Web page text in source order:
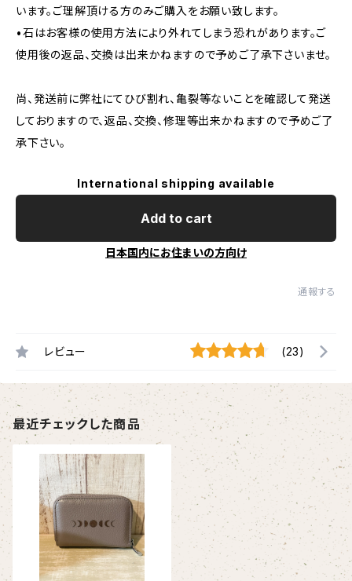
います。ご理解頂ける方のみご購入をお願い致します。
•石はお客様の使用方法により外れてしまう恐れがあります。ご
使用後の返品、交換は出来かねますので予めご了承下さいませ。
尚、発送前に弊社にてひび割れ、亀裂等ないことを確認して発送
しておりますので、返品、交換、修理等出来かねますので予めご了
承下さい。
International shipping available
Add to cart
日本国内にお住まいの方向け
通報する
レビュー (23)
最近チェックした商品